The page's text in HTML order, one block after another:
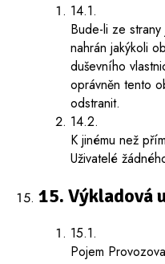
14.1.
Bude-li ze
nahrán jakýkoli
duševního
oprávněn tento
odstranit.
14.2.
K jinému než
Uživatelé
15. Výkladová
15.1.
Pojem